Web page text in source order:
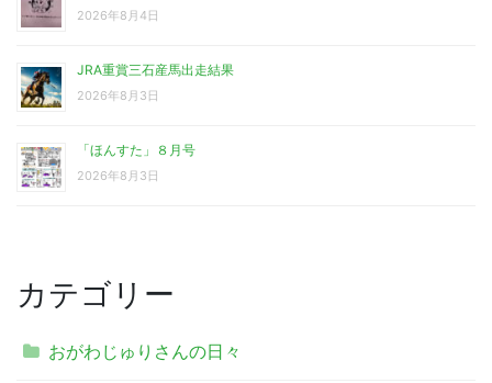
2026年8月4日
JRA重賞三石産馬出走結果
2026年8月3日
「ほんすた」８月号
2026年8月3日
カテゴリー
おがわじゅりさんの日々